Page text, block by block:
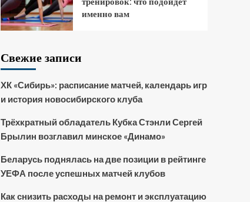
именно вам
Свежие записи
ХК «Сибирь»: расписание матчей, календарь игр
и история новосибирского клуба
Трёхкратный обладатель Кубка Стэнли Сергей
Брылин возглавил минское «Динамо»
Беларусь поднялась на две позиции в рейтинге
УЕФА после успешных матчей клубов
Как снизить расходы на ремонт и эксплуатацию